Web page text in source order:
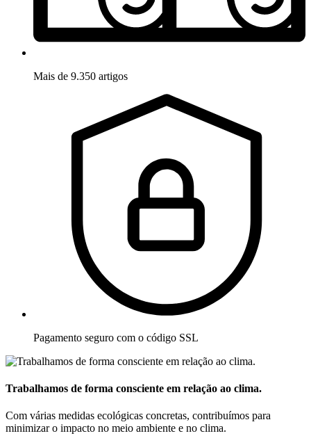
Mais de 9.350 artigos
Pagamento seguro com o código SSL
Trabalhamos de forma consciente em relação ao clima.
Com várias medidas ecológicas concretas, contribuímos para
minimizar o impacto no meio ambiente e no clima.